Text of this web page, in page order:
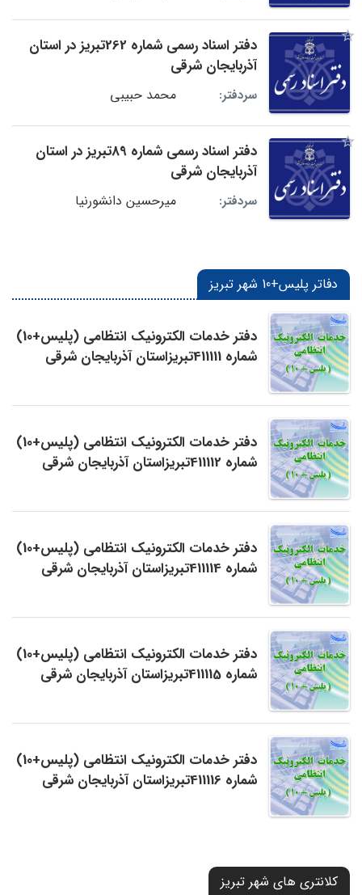
دفتر اسناد رسمی شماره 262تبریز در استان
آذربایجان شرقی
سردفتر: محمد حبیبی
دفتر اسناد رسمی شماره 89تبریز در استان
آذربایجان شرقی
سردفتر: میرحسین دانشورنیا
دفاتر پلیس+10 شهر تبریز
دفتر خدمات الکترونیک انتظامی (پلیس+10)
شماره 411111تبریزاستان آذربایجان شرقی
دفتر خدمات الکترونیک انتظامی (پلیس+10)
شماره 411112تبریزاستان آذربایجان شرقی
دفتر خدمات الکترونیک انتظامی (پلیس+10)
شماره 411114تبریزاستان آذربایجان شرقی
دفتر خدمات الکترونیک انتظامی (پلیس+10)
شماره 411115تبریزاستان آذربایجان شرقی
دفتر خدمات الکترونیک انتظامی (پلیس+10)
شماره 411116تبریزاستان آذربایجان شرقی
کلانتری های شهر تبریز